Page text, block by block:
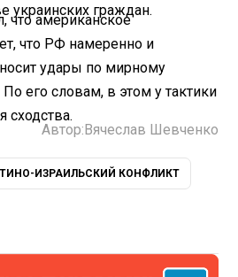
украинских граждан.
что американское
что РФ намеренно и
удары по мирному
его словам, в этом у тактики
Автор: Вячеслав Шевченко
ИЗРАИЛЬСКИЙ КОНФЛИКТ